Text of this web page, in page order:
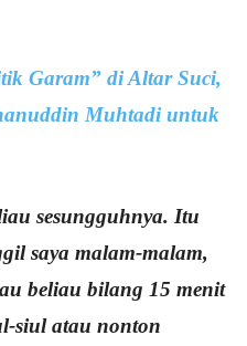
Garam” di Altar Suci,
Muhtadi untuk
sesungguhnya. Itu
saya malam-malam,
beliau bilang 15 menit
siul atau nonton